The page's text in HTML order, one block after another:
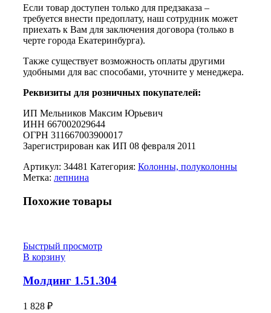
Если товар доступен только для предзаказа –
требуется внести предоплату, наш сотрудник может
приехать к Вам для заключения договора (только в
черте города Екатеринбурга).
Также существует возможность оплаты другими
удобными для вас способами, уточните у менеджера.
Реквизиты для розничных покупателей:
ИП Мельников Максим Юрьевич
ИНН 667002029644
ОГРН 311667003900017
Зарегистрирован как ИП 08 февраля 2011
Артикул: 34481 Категория: Колонны, полуколонны
Метка: лепнина
Похожие товары
Быстрый просмотр
В корзину
Молдинг 1.51.304
1 828 ₽